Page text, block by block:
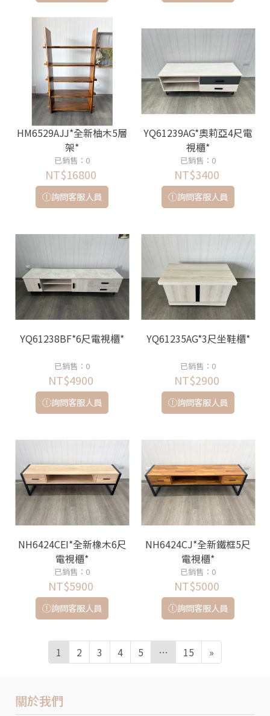
HM6529AJJ*全新柚木5層
架*
已銷售：0
NT$16800
詢問客服人員
YQ61239AG*奧莉亞4尺電
視櫃*
已銷售：0
NT$3400
詢問客服人員
YQ61238BF*6尺電視櫃*
已銷售：0
NT$4900
詢問客服人員
YQ61235AG*3尺坐鞋櫃*
已銷售：0
NT$2900
詢問客服人員
NH6424CEI*全新橡木6尺
電視櫃*
已銷售：0
NT$5900
詢問客服人員
NH6424CJ*全新鐵框5尺
電視櫃*
已銷售：0
NT$5000
詢問客服人員
1 2 3 4 5 … 15 »
關於我們